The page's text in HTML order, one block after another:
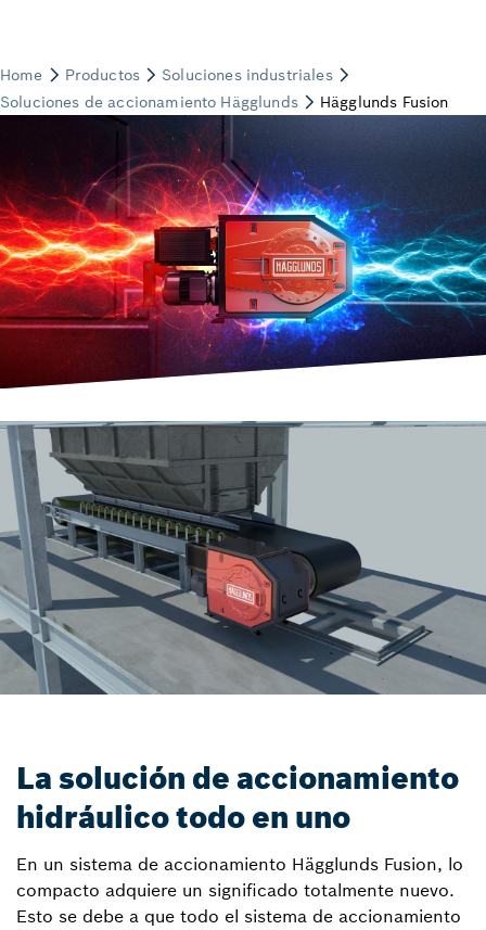
La solución de accionamiento
hidráulico todo en uno
En un sistema de accionamiento Hägglunds Fusion, lo
compacto adquiere un significado totalmente nuevo.
Esto se debe a que todo el sistema de accionamiento